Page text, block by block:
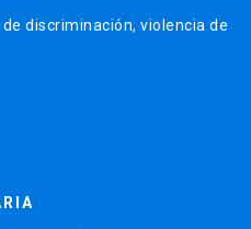
continuo en el tiempo
los procesos
discriminación, violencia de